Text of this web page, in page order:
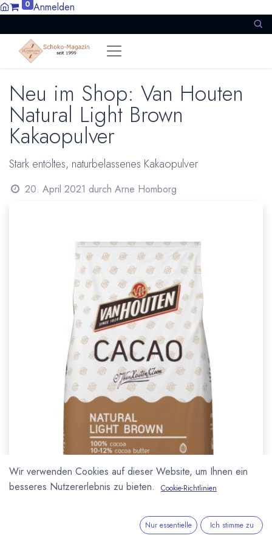
0 Anmelden
Neu im Shop: Van Houten
Natural Light Brown
Kakaopulver
Stark entöltes, naturbelassenes Kakaopulver
20. April 2021 durch Arne Homborg
Wir verwenden Cookies auf dieser Website, um Ihnen ein
besseres Nutzererlebnis zu bieten.
Cookie-Richtlinien
Nur essentielle Ich stimme zu